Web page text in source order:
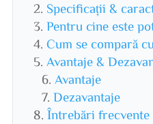
Specificații &
Pentru cine este
Cum se compară
Avantaje &
Avantaje
Dezavantaje
Întrebări frecvente